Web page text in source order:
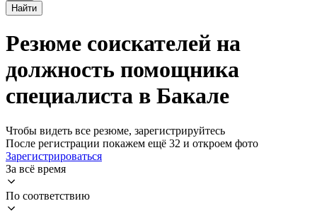
Найти
Резюме соискателей на
должность помощника
специалиста в Бакале
Чтобы видеть все резюме, зарегистрируйтесь
После регистрации покажем ещё 32 и откроем фото
Зарегистрироваться
За всё время
По соответствию